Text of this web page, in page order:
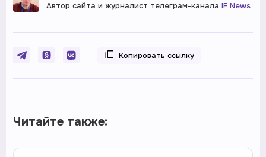
Автор сайта и журналист телеграм-канала IF News
Копировать ссылку
Читайте также: